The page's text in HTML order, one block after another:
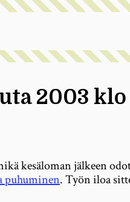
2003 klo
kesäloman jälkeen
puhuminen. Työn iloa